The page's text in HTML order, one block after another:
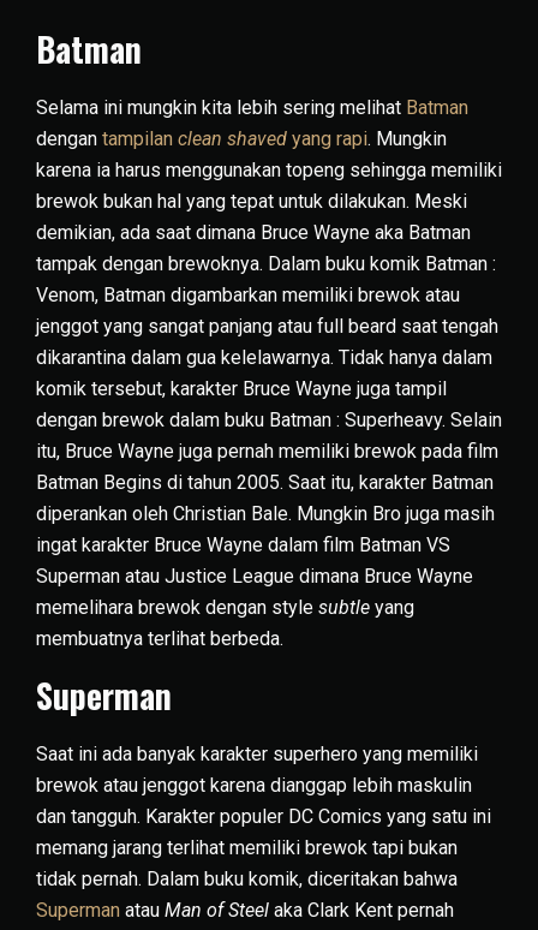
Batman
Selama ini mungkin kita lebih sering melihat Batman
dengan tampilan clean shaved yang rapi. Mungkin
karena ia harus menggunakan topeng sehingga memiliki
brewok bukan hal yang tepat untuk dilakukan. Meski
demikian, ada saat dimana Bruce Wayne aka Batman
tampak dengan brewoknya. Dalam buku komik Batman :
Venom, Batman digambarkan memiliki brewok atau
jenggot yang sangat panjang atau full beard saat tengah
dikarantina dalam gua kelelawarnya. Tidak hanya dalam
komik tersebut, karakter Bruce Wayne juga tampil
dengan brewok dalam buku Batman : Superheavy. Selain
itu, Bruce Wayne juga pernah memiliki brewok pada film
Batman Begins di tahun 2005. Saat itu, karakter Batman
diperankan oleh Christian Bale. Mungkin Bro juga masih
ingat karakter Bruce Wayne dalam film Batman VS
Superman atau Justice League dimana Bruce Wayne
memelihara brewok dengan style subtle yang
membuatnya terlihat berbeda.
Superman
Saat ini ada banyak karakter superhero yang memiliki
brewok atau jenggot karena dianggap lebih maskulin
dan tangguh. Karakter populer DC Comics yang satu ini
memang jarang terlihat memiliki brewok tapi bukan
tidak pernah. Dalam buku komik, diceritakan bahwa
Superman atau Man of Steel aka Clark Kent pernah